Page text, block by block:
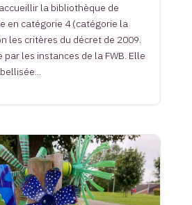
la bibliothèque de
en catégorie 4 (catégorie la
les critères du décret de 2009.
par les instances de la FWB. Elle